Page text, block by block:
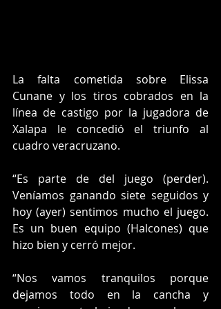
La falta cometida sobre Elissa
Cunane y los tiros cobrados en la
línea de castigo por la jugadora de
Xalapa le concedió el triunfo al
cuadro veracruzano.
“Es parte de del juego (perder).
Veníamos ganando siete seguidos y
hoy (ayer) sentimos mucho el juego.
Es un buen equipo (Halcones) que
hizo bien y cerró mejor.
“Nos vamos tranquilos porque
dejamos todo en la cancha y